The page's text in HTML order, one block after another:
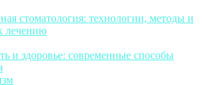
стоматология: технологии, методы и
лечению
и здоровье: современные способы